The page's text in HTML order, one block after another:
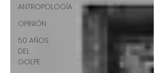
ANTROPOLOGÍA
OPINIÓN
50 AÑOS
DEL
GOLPE